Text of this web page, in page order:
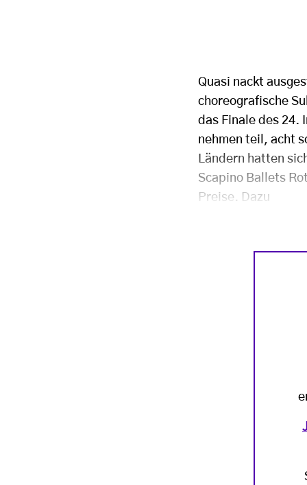
Quasi nackt
choreografische
das Finale des 24.
nehmen teil, acht
Ländern hatten
Scapino Ballets
Preise. Dazu